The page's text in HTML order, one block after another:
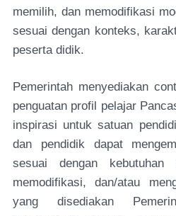
memilih, dan memodifikasi
sesuai dengan konteks,
peserta didik.
Pemerintah menyediakan
penguatan profil pelajar
inspirasi untuk satuan
dan pendidik dapat
sesuai dengan
memodifikasi, dan/atau
yang disediakan